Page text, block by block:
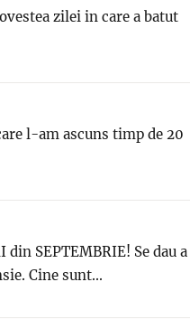
zilei in care a batut
l-am ascuns timp de 20
din SEPTEMBRIE! Se dau a
Cine sunt...